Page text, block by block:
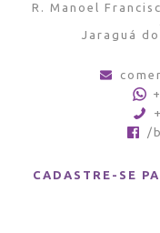
R. Manoel
Jaraguá do
/
CADASTRE-SE